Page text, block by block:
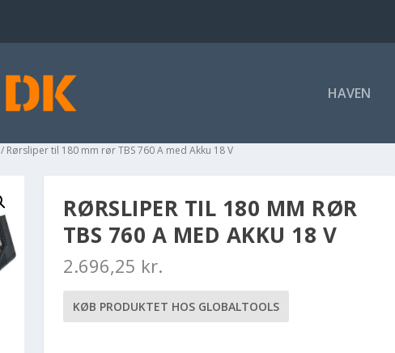
HAVEN
/ Rørsliper til 180 mm rør TBS 760 A med Akku 18 V
RØRSLIPER TIL 180 MM RØR
TBS 760 A MED AKKU 18 V
2.696,25 kr.
KØB PRODUKTET HOS GLOBALTOOLS